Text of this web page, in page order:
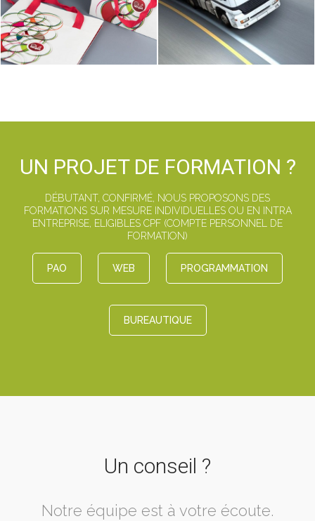
UN PROJET DE FORMATION ?
DÉBUTANT, CONFIRMÉ, NOUS PROPOSONS DES
FORMATIONS SUR MESURE INDIVIDUELLES OU EN INTRA
ENTREPRISE, ELIGIBLES CPF (COMPTE PERSONNEL DE
FORMATION)
PAO WEB PROGRAMMATION
BUREAUTIQUE
Un conseil ?
Notre équipe est à votre écoute.